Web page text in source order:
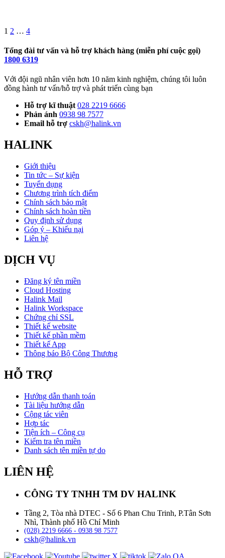
1 2 … 4
Tổng đài tư vấn và hỗ trợ khách hàng (miễn phí cuộc gọi)
1800 6319
Với đội ngũ nhân viên hơn 10 năm kinh nghiệm, chúng tôi luôn
đồng hành tư vấn/hỗ trợ và phát triển cùng bạn
Hỗ trợ kĩ thuật 028 2219 6666
Phản ánh 0938 98 7577
Email hỗ trợ cskh@halink.vn
HALINK
Giới thiệu
Tin tức – Sự kiện
Tuyển dụng
Chương trình tích điểm
Chính sách bảo mật
Chính sách hoàn tiền
Quy định sử dụng
Góp ý – Khiếu nại
Liên hệ
DỊCH VỤ
Đăng ký tên miền
Cloud Hosting
Halink Mail
Halink Workspace
Chứng chỉ SSL
Thiết kế website
Thiết kế phần mềm
Thiết kế App
Thông báo Bộ Công Thương
HỖ TRỢ
Hướng dẫn thanh toán
Tài liệu hướng dẫn
Cộng tác viên
Hợp tác
Tiện ích – Công cụ
Kiểm tra tên miền
Danh sách tên miền tự do
LIÊN HỆ
CÔNG TY TNHH TM DV HALINK
Tầng 2, Tòa nhà DTEC - Số 6 Phan Chu Trinh, P.Tân Sơn
Nhì, Thành phố Hồ Chí Minh
(028) 2219 6666 - 0938 98 7577
cskh@halink.vn